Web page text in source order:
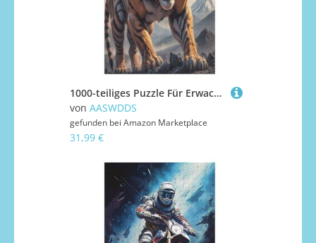
1000-teiliges Puzzle Für Erwachsene, Tiger Holzpuzzle, Gehirn-Herausforderung,Puzzles Spielzeugspiel 78×53cm
von AASWDDS
gefunden bei Amazon Marketplace
31,99 €